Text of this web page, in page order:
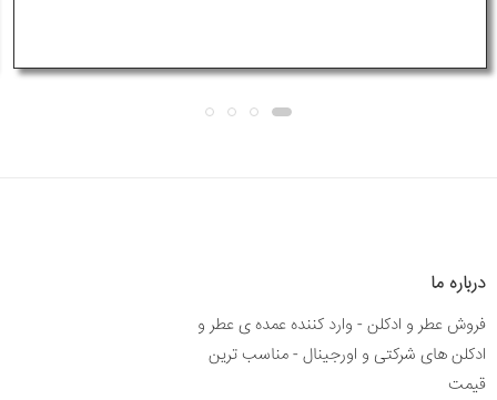
درباره ما
فروش عطر و ادکلن - وارد کننده عمده ی عطر و
ادکلن های شرکتی و اورجینال - مناسب ترین
قیمت